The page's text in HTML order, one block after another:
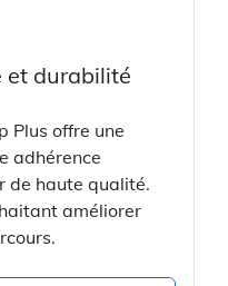
et durabilité
Plus offre une
adhérence
de haute qualité.
améliorer